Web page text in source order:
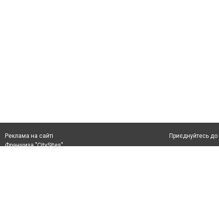
Реклама на сайті
Франшиза "CitySites"
Приєднуйтесь до